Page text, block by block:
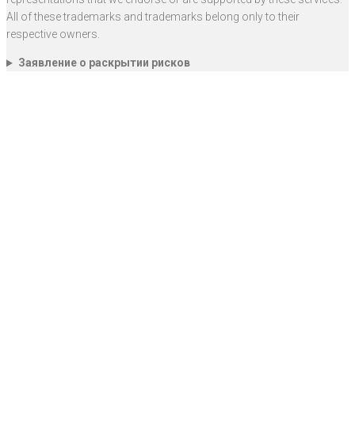
All of these trademarks and trademarks belong only to their
respective owners.
Заявление о раскрытии рисков